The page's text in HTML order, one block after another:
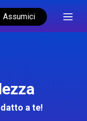
Assumici
a te!